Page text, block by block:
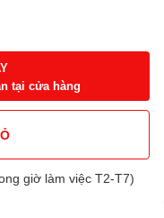
tại cửa hàng
giờ làm việc T2-T7)